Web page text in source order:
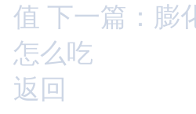
值 下一篇：膨
怎么吃
返回